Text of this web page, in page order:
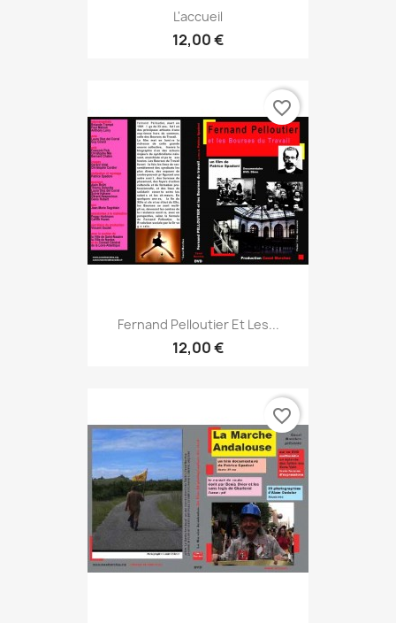
L'accueil
12,00 €
Fernand Pelloutier Et Les...
12,00 €
favorite_border
favorite_border